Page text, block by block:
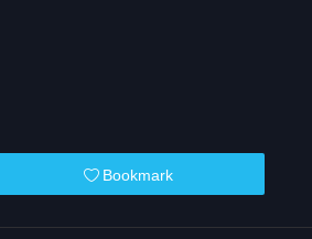
Bookmark